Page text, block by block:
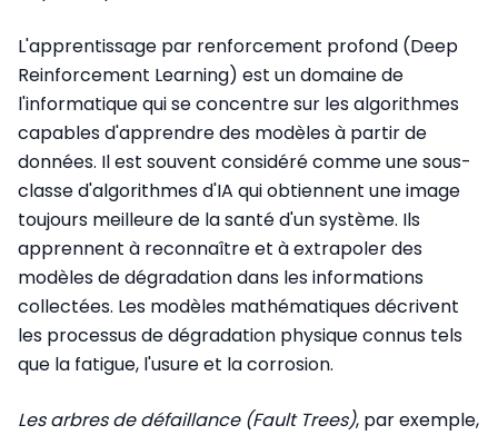
L'apprentissage par renforcement profond (Deep
Reinforcement Learning) est un domaine de
l'informatique qui se concentre sur les algorithmes
capables d'apprendre des modèles à partir de
données. Il est souvent considéré comme une sous-
classe d'algorithmes d'IA qui obtiennent une image
toujours meilleure de la santé d'un système. Ils
apprennent à reconnaître et à extrapoler des
modèles de dégradation dans les informations
collectées. Les modèles mathématiques décrivent
les processus de dégradation physique connus tels
que la fatigue, l'usure et la corrosion.
Les arbres de défaillance (Fault Trees), par exemple,